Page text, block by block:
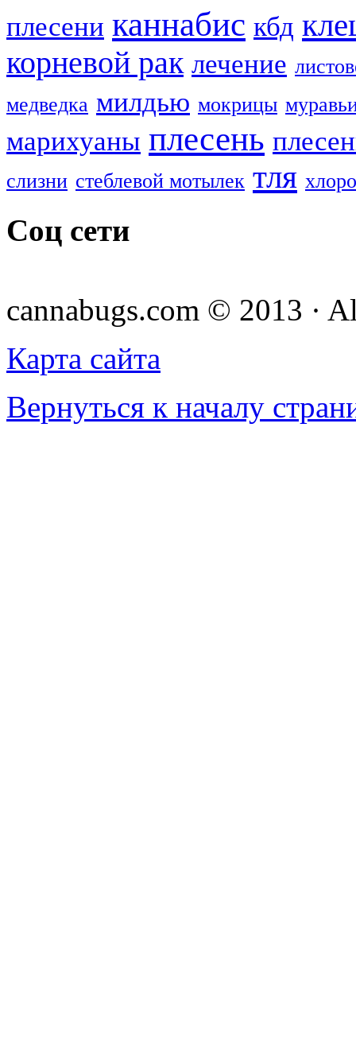
плесени каннабис кбд
корневой рак лечение
медведка милдью мокрицы
марихуаны плесень
слизни стеблевой мотылек тля
Соц сети
cannabugs.com © 2013 ·
Карта сайта
Вернуться к началу